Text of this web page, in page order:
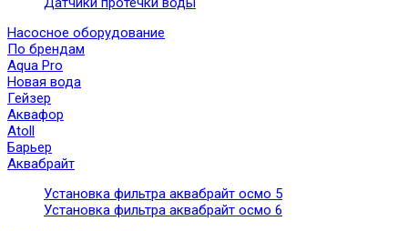
Насосное оборудование
По брендам
Aqua Pro
Новая вода
Гейзер
Аквафор
Atoll
Барьер
Аквабрайт
Установка фильтра аквабрайт осмо 5
Установка фильтра аквабрайт осмо 6